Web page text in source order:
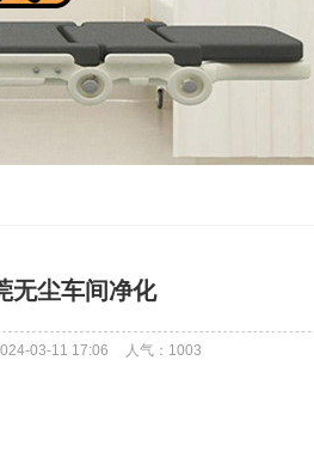
无尘车间净化
03-11 17:06 人气： 1003